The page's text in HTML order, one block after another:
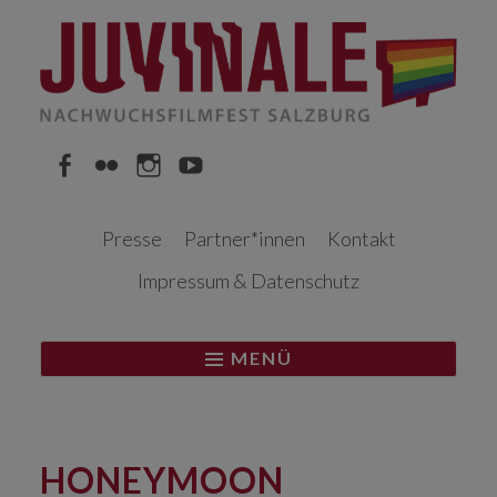
Inhalt
Presse
Partner*innen
Kontakt
Impressum & Datenschutz
MENÜ
HONEYMOON